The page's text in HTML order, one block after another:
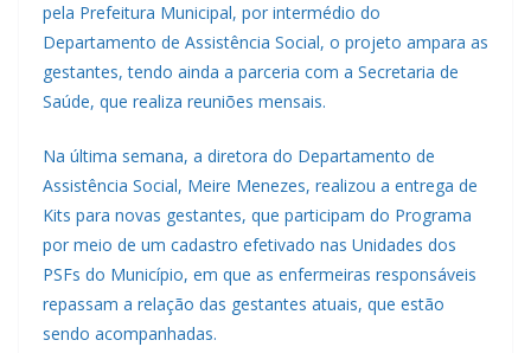
pela Prefeitura Municipal, por intermédio do
Departamento de Assistência Social, o projeto ampara as
gestantes, tendo ainda a parceria com a Secretaria de
Saúde, que realiza reuniões mensais.
Na última semana, a diretora do Departamento de
Assistência Social, Meire Menezes, realizou a entrega de
Kits para novas gestantes, que participam do Programa
por meio de um cadastro efetivado nas Unidades dos
PSFs do Município, em que as enfermeiras responsáveis
repassam a relação das gestantes atuais, que estão
sendo acompanhadas.